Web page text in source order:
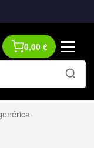
0,00 €
›